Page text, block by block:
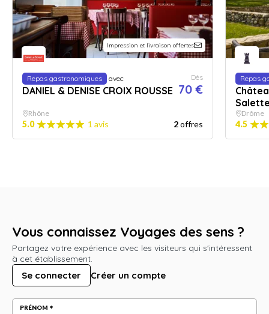
Impression et livraison offertes
Repas gastronomiques avec
DANIEL & DENISE CROIX ROUSSE
Dès
70 €
Rhône
5.0 1 avis 2offres
Repas
Drôme
4.5
Vous connaissez Voyages des sens ?
Partagez votre expérience avec les visiteurs qui s'intéressent
à cet établissement.
Se connecter Créer un compte
PRÉNOM